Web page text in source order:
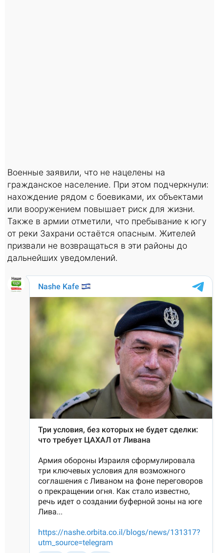
Военные заявили, что не нацелены на
гражданское население. При этом подчеркнули:
нахождение рядом с боевиками, их объектами
или вооружением повышает риск для жизни.
Также в армии отметили, что пребывание к югу
от реки Захрани остаётся опасным. Жителей
призвали не возвращаться в эти районы до
дальнейших уведомлений.